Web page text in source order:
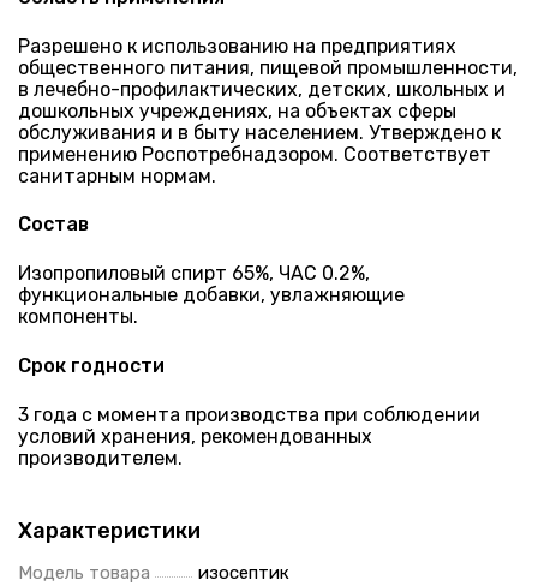
Разрешено к использованию на предприятиях
общественного питания, пищевой промышленности,
в лечебно-профилактических, детских, школьных и
дошкольных учреждениях, на объектах сферы
обслуживания и в быту населением. Утверждено к
применению Роспотребнадзором. Соответствует
санитарным нормам.
Состав
Изопропиловый спирт 65%, ЧАС 0.2%,
функциональные добавки, увлажняющие
компоненты.
Срок годности
3 года с момента производства при соблюдении
условий хранения, рекомендованных
производителем.
Характеристики
Модель товара
изосептик